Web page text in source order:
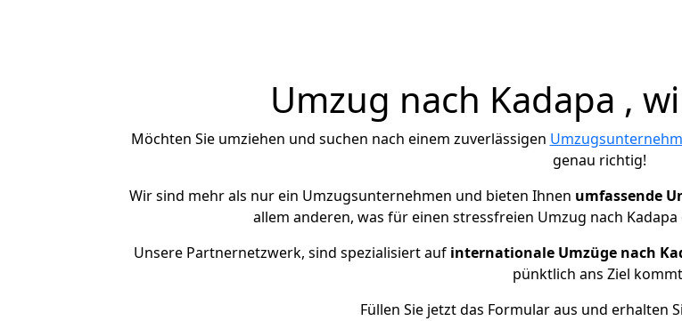
Umzug nach Kadapa ,
Möchten Sie umziehen und suchen nach einem zuverlässigen
genau richtig!
Wir sind mehr als nur ein Umzugsunternehmen und bieten Ihnen umfassende
allem anderen, was für einen stressfreien Umzug nach
Unsere Partnernetzwerk, sind spezialisiert auf internationale Umzüge nach
pünktlich ans Ziel
Füllen Sie jetzt das Formular aus und erhalten